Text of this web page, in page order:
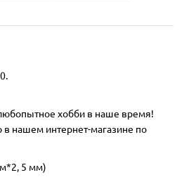
хобби в наше время!
в нашем интернет-магазине по
5 мм)